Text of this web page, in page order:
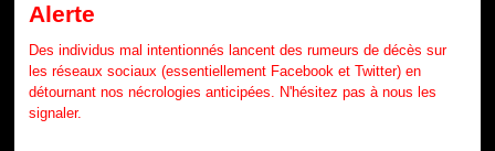
Alerte
Des individus mal intentionnés lancent des rumeurs de décès sur
les réseaux sociaux (essentiellement Facebook et Twitter) en
détournant nos nécrologies anticipées. N'hésitez pas à nous les
signaler.